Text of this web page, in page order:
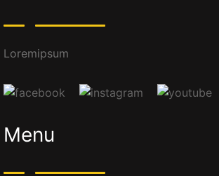
Loremipsum
Menu